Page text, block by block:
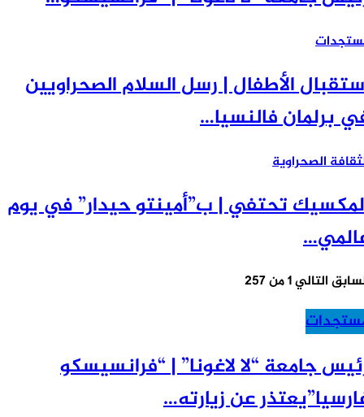
الأطفال | رسل السلام الصحراويين
برلمان فالنسيا…
الصحراوية
تحتفي | ب”أمينتو حيدار” في يوم
التالي1 من 257
جامعة “لا لاغونا” | “فرانسيسكو
عن زيارته…